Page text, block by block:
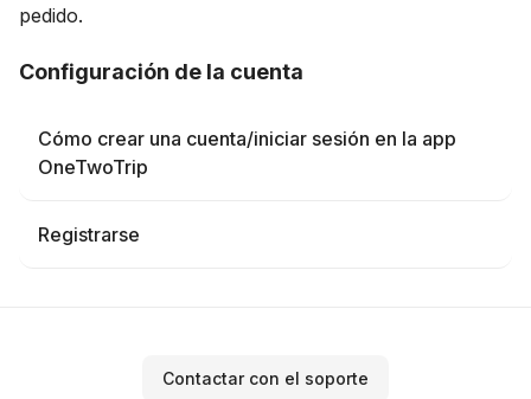
pedido.
Configuración de la cuenta
Cómo crear una cuenta/iniciar sesión en la app
OneTwoTrip
Registrarse
Contactar con el soporte